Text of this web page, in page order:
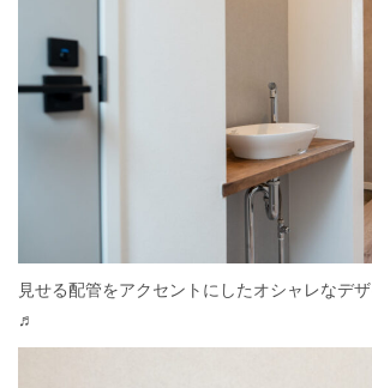
見せる配管をアクセントにしたオシャレなデ
♬